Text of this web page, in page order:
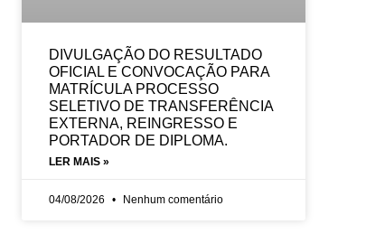
DIVULGAÇÃO DO RESULTADO
OFICIAL E CONVOCAÇÃO PARA
MATRÍCULA PROCESSO
SELETIVO DE TRANSFERÊNCIA
EXTERNA, REINGRESSO E
PORTADOR DE DIPLOMA.
LER MAIS »
04/08/2026 Nenhum comentário